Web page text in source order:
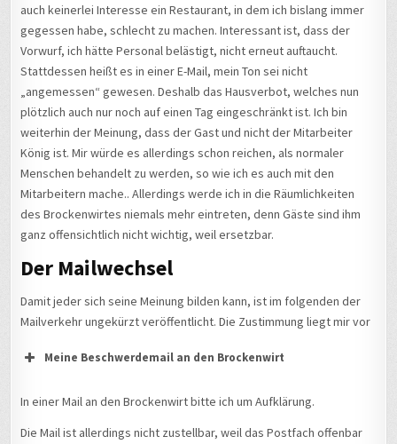
auch keinerlei Interesse ein Restaurant, in dem ich bislang immer
gegessen habe, schlecht zu machen. Interessant ist, dass der
Vorwurf, ich hätte Personal belästigt, nicht erneut auftaucht.
Stattdessen heißt es in einer E-Mail, mein Ton sei nicht
„angemessen“ gewesen. Deshalb das Hausverbot, welches nun
plötzlich auch nur noch auf einen Tag eingeschränkt ist. Ich bin
weiterhin der Meinung, dass der Gast und nicht der Mitarbeiter
König ist. Mir würde es allerdings schon reichen, als normaler
Menschen behandelt zu werden, so wie ich es auch mit den
Mitarbeitern mache.. Allerdings werde ich in die Räumlichkeiten
des Brockenwirtes niemals mehr eintreten, denn Gäste sind ihm
ganz offensichtlich nicht wichtig, weil ersetzbar.
Der Mailwechsel
Damit jeder sich seine Meinung bilden kann, ist im folgenden der
Mailverkehr ungekürzt veröffentlicht. Die Zustimmung liegt mir vor
Meine Beschwerdemail an den Brockenwirt
In einer Mail an den Brockenwirt bitte ich um Aufklärung.
Die Mail ist allerdings nicht zustellbar, weil das Postfach offenbar